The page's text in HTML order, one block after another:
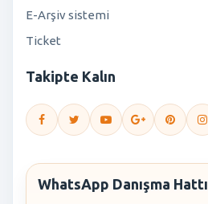
E-Arşiv sistemi
Ticket
Takipte Kalın
WhatsApp Danışma Hattı